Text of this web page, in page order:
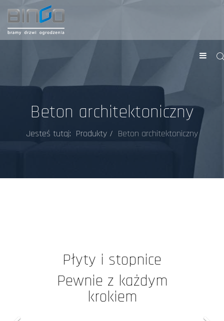
Beton architektoniczny
Jesteś tutaj: Produkty Beton architektoniczny
Płyty i stopnice
Pewnie z każdym
krokiem
Płyty tarasowe
Ciesz się tym co
Ciebie otacza